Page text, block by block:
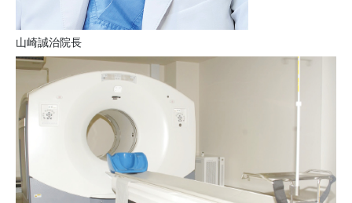
山崎誠治院長